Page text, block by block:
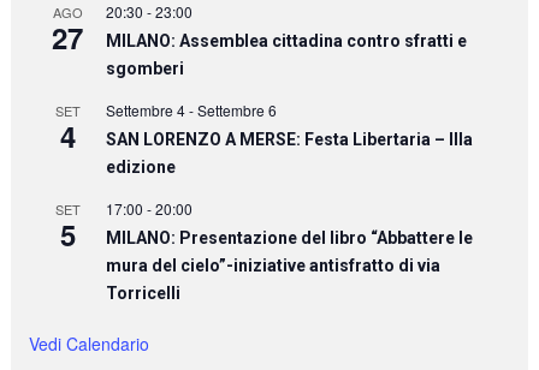
AGO
27
20:30 -23:00
MILANO: Assemblea cittadina contro sfratti e
sgomberi
SET
4
Settembre 4-Settembre 6
SAN LORENZO A MERSE: Festa Libertaria – IIIa
edizione
SET
5
17:00 -20:00
MILANO: Presentazione del libro “Abbattere le
mura del cielo”-iniziative antisfratto di via
Torricelli
Vedi Calendario